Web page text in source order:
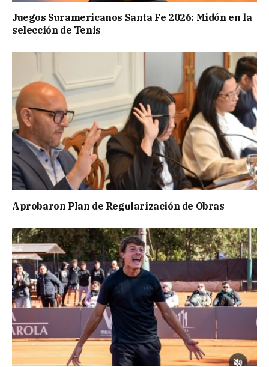
Juegos Suramericanos Santa Fe 2026: Midón en la
selección de Tenis
Aprobaron Plan de Regularización de Obras